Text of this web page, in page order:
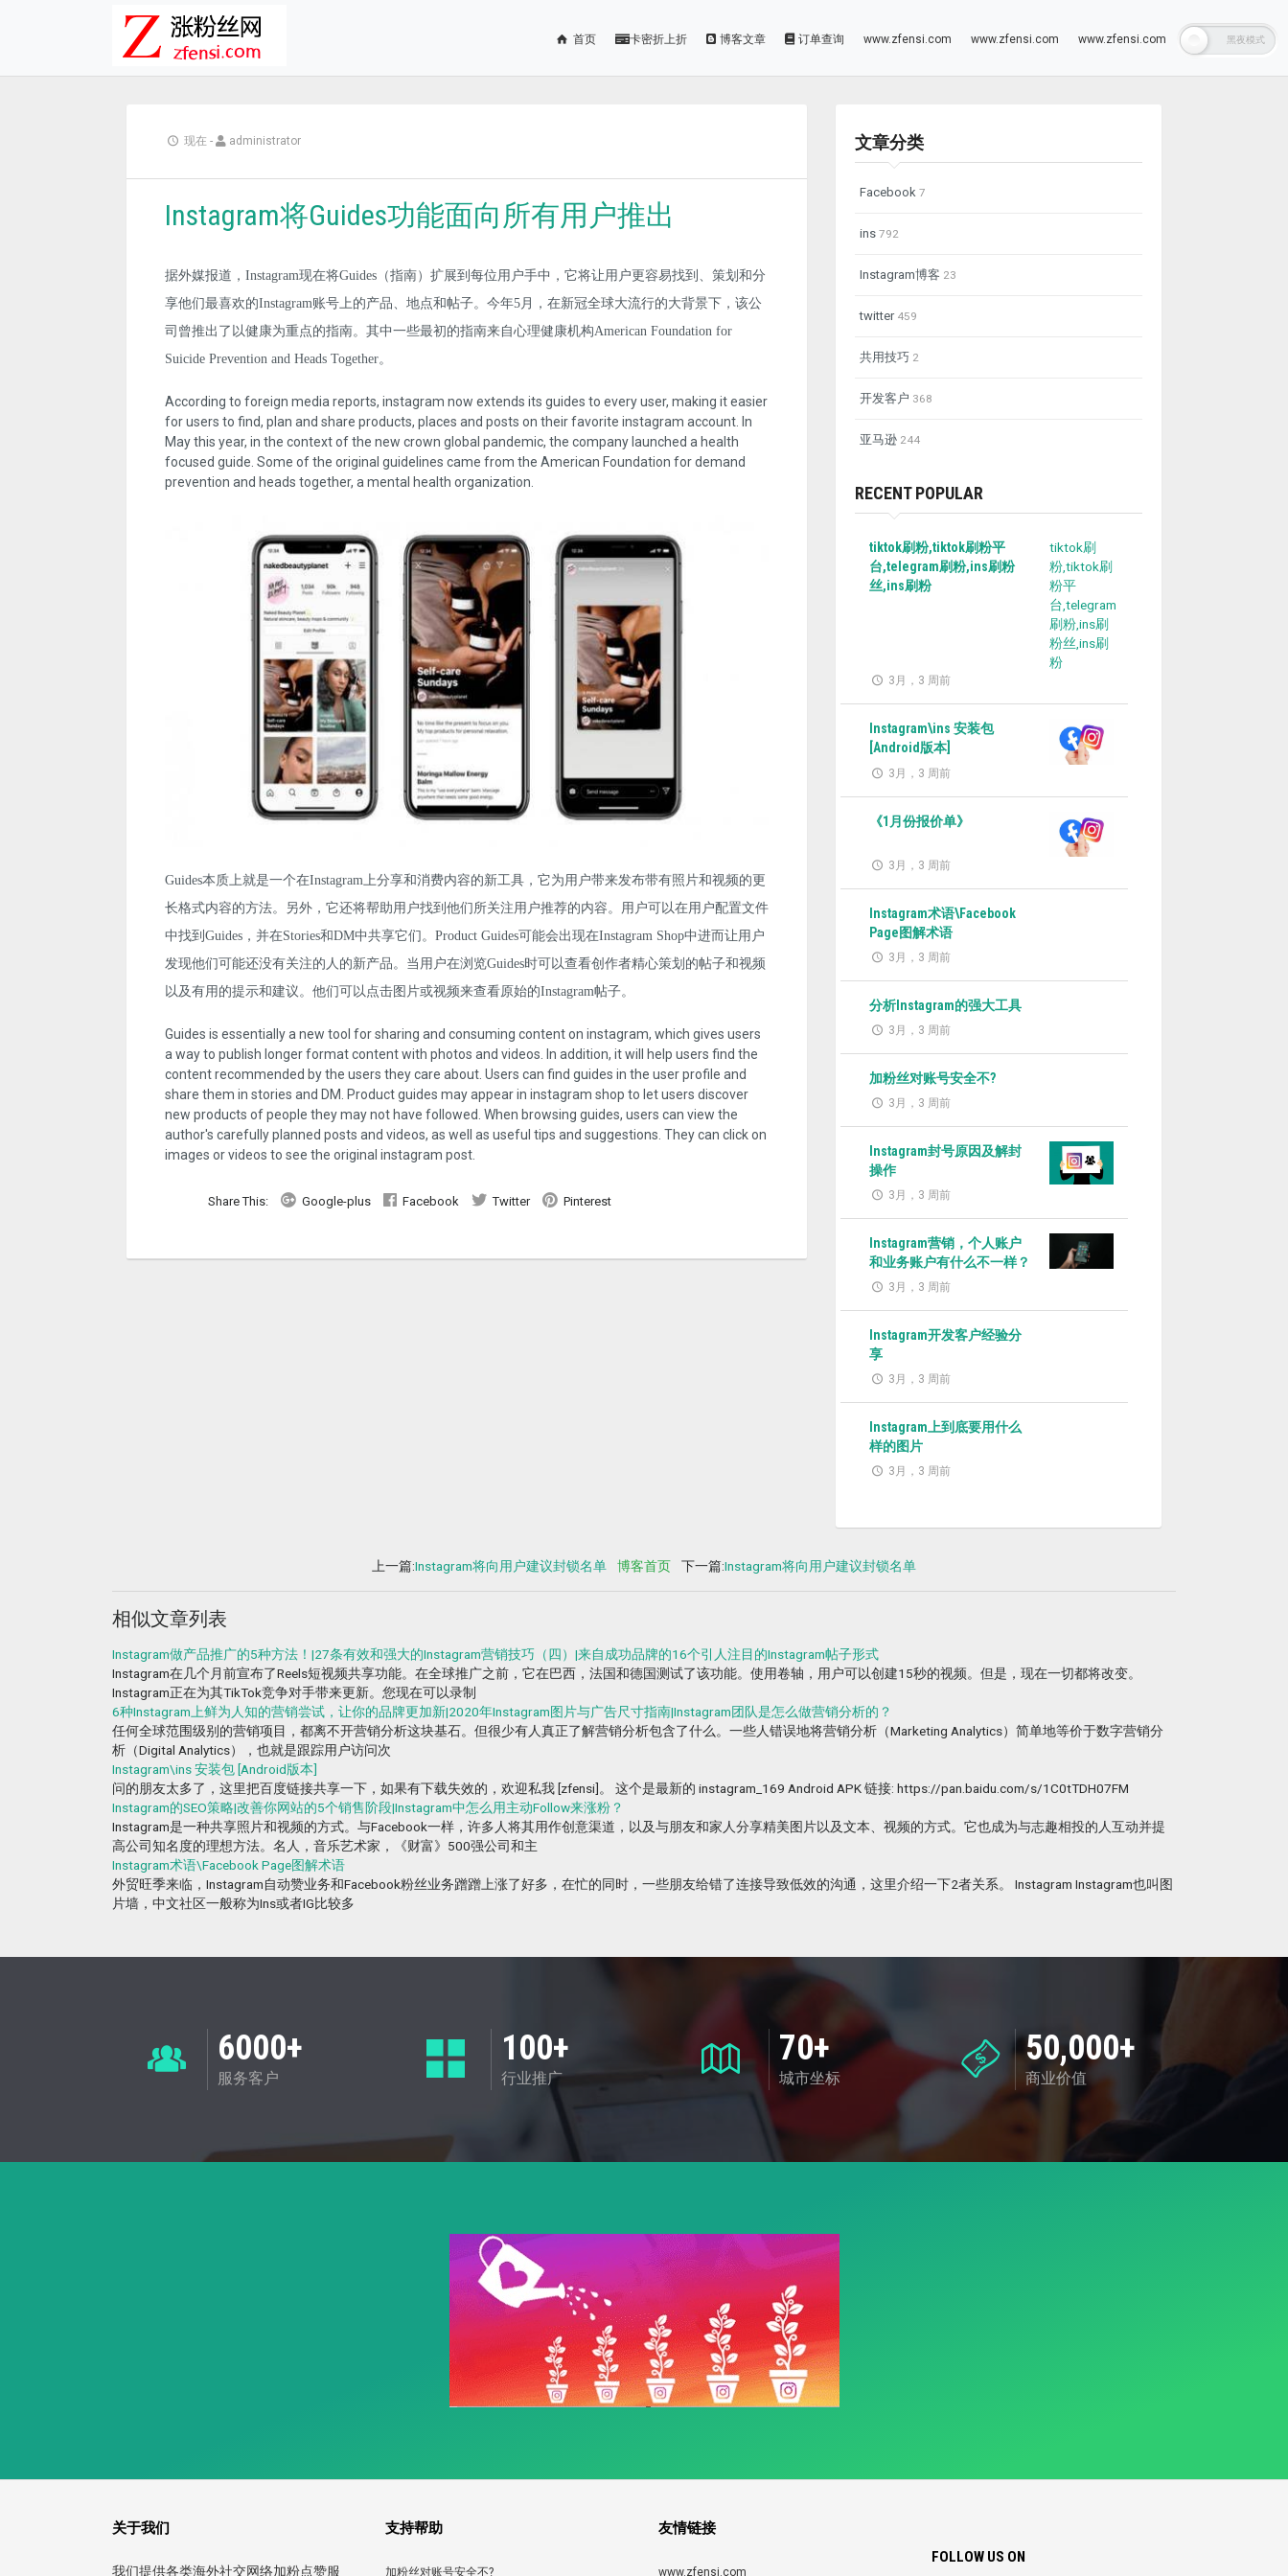
首页 卡密折上折 博客文章 订单查询 www.zfensi.com www.zfensi.com www.zfensi.com
现在 - administrator
Instagram将Guides功能面向所有用户推出
据外媒报道，Instagram现在将Guides（指南）扩展到每位用户手中，它将让用户更容易找到、策划和分
享他们最喜欢的Instagram账号上的产品、地点和帖子。今年5月，在新冠全球大流行的大背景下，该公
司曾推出了以健康为重点的指南。其中一些最初的指南来自心理健康机构American Foundation for
Suicide Prevention and Heads Together。
According to foreign media reports, instagram now extends its guides to every user, making it easier
for users to find, plan and share products, places and posts on their favorite instagram account. In
May this year, in the context of the new crown global pandemic, the company launched a health
focused guide. Some of the original guidelines came from the American Foundation for demand
prevention and heads together, a mental health organization.
Guides本质上就是一个在Instagram上分享和消费内容的新工具，它为用户带来发布带有照片和视频的更
长格式内容的方法。另外，它还将帮助用户找到他们所关注用户推荐的内容。用户可以在用户配置文件
中找到Guides，并在Stories和DM中共享它们。Product Guides可能会出现在Instagram Shop中进而让用户
发现他们可能还没有关注的人的新产品。当用户在浏览Guides时可以查看创作者精心策划的帖子和视频
以及有用的提示和建议。他们可以点击图片或视频来查看原始的Instagram帖子。
Guides is essentially a new tool for sharing and consuming content on instagram, which gives users
a way to publish longer format content with photos and videos. In addition, it will help users find the
content recommended by the users they care about. Users can find guides in the user profile and
share them in stories and DM. Product guides may appear in instagram shop to let users discover
new products of people they may not have followed. When browsing guides, users can view the
author's carefully planned posts and videos, as well as useful tips and suggestions. They can click on
images or videos to see the original instagram post.
Share This: Google-plus Facebook Twitter Pinterest
文章分类
Facebook 7
ins 792
Instagram博客 23
twitter459
共用技巧 2
开发客户 368
亚马逊 244
RECENT POPULAR
tiktok刷
粉,tiktok刷
粉平
台,telegram
刷粉,ins刷
粉丝,ins刷
粉
tiktok刷粉,tiktok刷粉平
台,telegram刷粉,ins刷粉
丝,ins刷粉
3月，3 周前
Instagram\ins 安装包
[Android版本]
3月，3 周前
《1月份报价单》
3月，3 周前
Instagram术语\Facebook
Page图解术语
3月，3 周前
分析Instagram的强大工具
3月，3 周前
加粉丝对账号安全不?
3月，3 周前
Instagram封号原因及解封
操作
3月，3 周前
Instagram营销，个人账户
和业务账户有什么不一样？
3月，3 周前
Instagram开发客户经验分
享
3月，3 周前
Instagram上到底要用什么
样的图片
3月，3 周前
上一篇:Instagram将向用户建议封锁名单 博客首页 下一篇:Instagram将向用户建议封锁名单
相似文章列表
Instagram做产品推广的5种方法！|27条有效和强大的Instagram营销技巧（四）|来自成功品牌的16个引人注目的Instagram帖子形式
Instagram在几个月前宣布了Reels短视频共享功能。在全球推广之前，它在巴西，法国和德国测试了该功能。使用卷轴，用户可以创建15秒的视频。但是，现在一切都将改变。
Instagram正在为其TikTok竞争对手带来更新。您现在可以录制
6种Instagram上鲜为人知的营销尝试，让你的品牌更加新|2020年Instagram图片与广告尺寸指南|Instagram团队是怎么做营销分析的？
任何全球范围级别的营销项目，都离不开营销分析这块基石。但很少有人真正了解营销分析包含了什么。一些人错误地将营销分析（Marketing Analytics）简单地等价于数字营销分
析（Digital Analytics），也就是跟踪用户访问次
Instagram\ins 安装包 [Android版本]
问的朋友太多了，这里把百度链接共享一下，如果有下载失效的，欢迎私我 [zfensi]。 这个是最新的 instagram_169 Android APK 链接: https://pan.baidu.com/s/1C0tTDH07FM
Instagram的SEO策略|改善你网站的5个销售阶段|Instagram中怎么用主动Follow来涨粉？
Instagram是一种共享照片和视频的方式。与Facebook一样，许多人将其用作创意渠道，以及与朋友和家人分享精美图片以及文本、视频的方式。它也成为与志趣相投的人互动并提
高公司知名度的理想方法。名人，音乐艺术家，《财富》500强公司和主
Instagram术语\Facebook Page图解术语
外贸旺季来临，Instagram自动赞业务和Facebook粉丝业务蹭蹭上涨了好多，在忙的同时，一些朋友给错了连接导致低效的沟通，这里介绍一下2者关系。 Instagram Instagram也叫图
片墙，中文社区一般称为Ins或者IG比较多
6000+
服务客户
100+
行业推广
70+
城市坐标
50,000+
商业价值
关于我们
我们提供各类海外社交网络加粉点赞服
支持帮助
加粉丝对账号安全不?
友情链接
www.zfensi.com
FOLLOW US ON